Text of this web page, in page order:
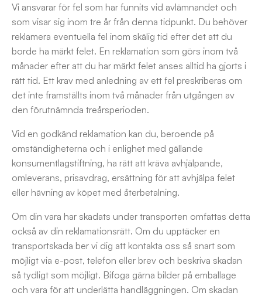
Vi ansvarar för fel som har funnits vid avlämnandet och
som visar sig inom tre år från denna tidpunkt. Du behöver
reklamera eventuella fel inom skälig tid efter det att du
borde ha märkt felet. En reklamation som görs inom två
månader efter att du har märkt felet anses alltid ha gjorts i
rätt tid. Ett krav med anledning av ett fel preskriberas om
det inte framställts inom två månader från utgången av
den förutnämnda treårsperioden.
Vid en godkänd reklamation kan du, beroende på
omständigheterna och i enlighet med gällande
konsumentlagstiftning, ha rätt att kräva avhjälpande,
omleverans, prisavdrag, ersättning för att avhjälpa felet
eller hävning av köpet med återbetalning.
Om din vara har skadats under transporten omfattas detta
också av din reklamationsrätt. Om du upptäcker en
transportskada ber vi dig att kontakta oss så snart som
möjligt via e-post, telefon eller brev och beskriva skadan
så tydligt som möjligt. Bifoga gärna bilder på emballage
och vara för att underlätta handläggningen. Om skadan